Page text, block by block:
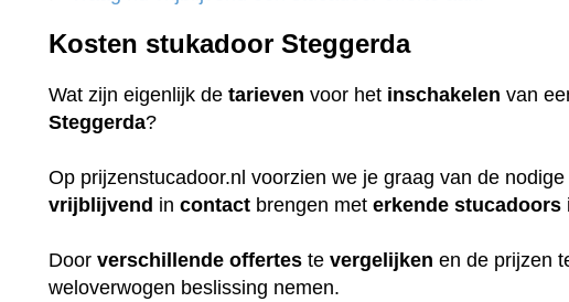
Kosten stukadoor Steggerda
Wat zijn eigenlijk detarieven voor het inschakelen van
Steggerda?
Op prijzenstucadoor.nl voorzien we je graag van de
vrijblijvend incontact brengen meterkende stucadoors
Doorverschillende offertes tevergelijken en de prijzen
weloverwogen beslissing nemen.